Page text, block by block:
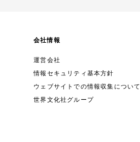
会社情報
運営会社
情報セキュリティ基本方針
ウェブサイトでの情報収集について
世界文化社グループ